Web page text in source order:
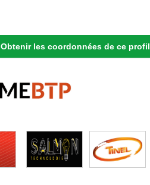
Obtenir les coordonnées de ce profil